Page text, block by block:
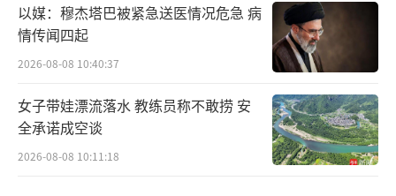
布林肯接受NBC莱斯特·霍尔特采访
布林肯在节目中补充说，俄罗斯已经在乌
阶段”。布林肯说：“听着，我不能给出一个
日期或确切的时间，但俄罗斯为了进攻进行的
以媒：穆杰塔巴被紧急送医情况危急 病
情传闻四起
2026-08-08 10:40:37
女子带娃漂流落水 教练员称不敢捞 安
全承诺成空谈
2026-08-08 10:11:18